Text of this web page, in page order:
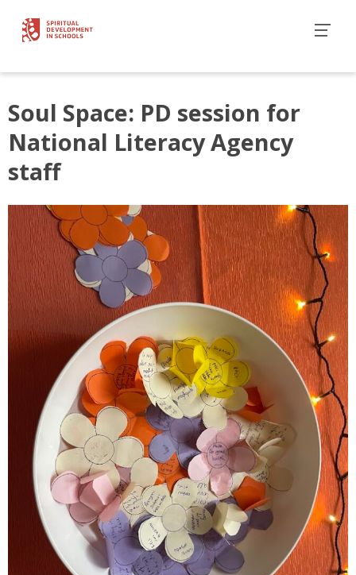
Soul Space: PD session for
National Literacy Agency
staff